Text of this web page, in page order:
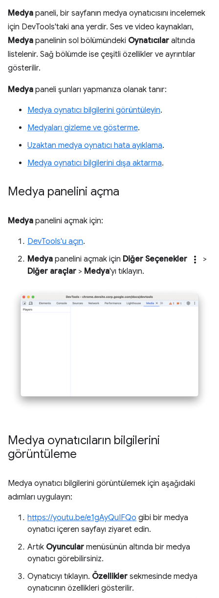
Medya paneli, bir sayfanın medya oynatıcısını incelemek
için DevTools'taki ana yerdir. Ses ve video kaynakları,
Medya panelinin sol bölümündeki Oynatıcılar altında
listelenir. Sağ bölümde ise çeşitli özellikler ve ayrıntılar
gösterilir.
Medya paneli şunları yapmanıza olanak tanır:
Medya oynatıcı bilgilerini görüntüleyin.
Medyaları gizleme ve gösterme.
Uzaktan medya oynatıcı hata ayıklama.
Medya oynatıcı bilgilerini dışa aktarma.
Medya panelini açma
Medya panelini açmak için:
DevTools'u açın.
Medya panelini açmak için Diğer Seçenekler more_vert
>
Diğer araçlar > Medya'yı tıklayın.
Medya oynatıcıların bilgilerini
görüntüleme
Medya oynatıcı bilgilerini görüntülemek için aşağıdaki
adımları uygulayın:
https://youtu.be/e1gAyQuIFQo gibi bir medya
oynatıcı içeren sayfayı ziyaret edin.
Artık Oyuncular menüsünün altında bir medya
oynatıcı görebilirsiniz.
Oynatıcıyı tıklayın. Özellikler sekmesinde medya
oynatıcının özellikleri gösterilir.